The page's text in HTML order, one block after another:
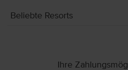
Beliebte Resorts
Ihre